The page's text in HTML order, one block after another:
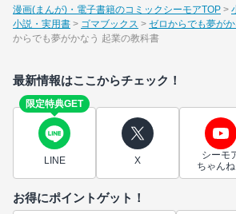
漫画(まんが)・電子書籍のコミックシーモアTOP
小説・実用書
ゴマブックス ゼロからでも夢が
からでも夢がかなう 起業の教科書
最新情報はここからチェック！
限定特典GET
LINE X
シーモ
ちゃん
お得にポイントゲット！